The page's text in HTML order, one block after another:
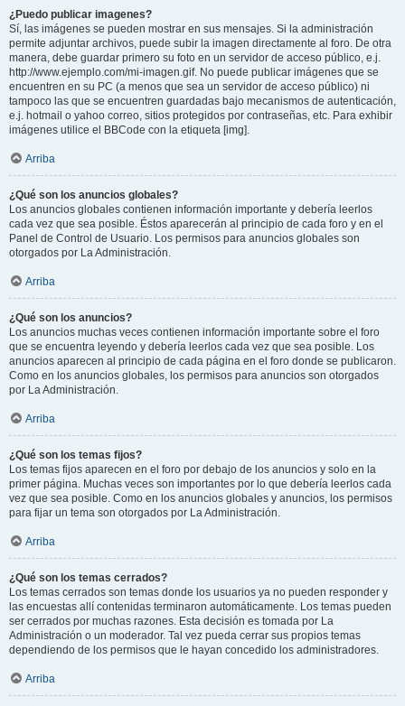
¿Puedo publicar imagenes?
Sí, las imágenes se pueden mostrar en sus mensajes. Si la administración
permite adjuntar archivos, puede subir la imagen directamente al foro. De otra
manera, debe guardar primero su foto en un servidor de acceso público, e.j.
http://www.ejemplo.com/mi-imagen.gif. No puede publicar imágenes que se
encuentren en su PC (a menos que sea un servidor de acceso público) ni
tampoco las que se encuentren guardadas bajo mecanismos de autenticación,
e.j. hotmail o yahoo correo, sitios protegidos por contraseñas, etc. Para exhibir
imágenes utilice el BBCode con la etiqueta [img].
Arriba
¿Qué son los anuncios globales?
Los anuncios globales contienen información importante y debería leerlos
cada vez que sea posible. Éstos aparecerán al principio de cada foro y en el
Panel de Control de Usuario. Los permisos para anuncios globales son
otorgados por La Administración.
Arriba
¿Qué son los anuncios?
Los anuncios muchas veces contienen información importante sobre el foro
que se encuentra leyendo y debería leerlos cada vez que sea posible. Los
anuncios aparecen al principio de cada página en el foro donde se publicaron.
Como en los anuncios globales, los permisos para anuncios son otorgados
por La Administración.
Arriba
¿Qué son los temas fijos?
Los temas fijos aparecen en el foro por debajo de los anuncios y solo en la
primer página. Muchas veces son importantes por lo que debería leerlos cada
vez que sea posible. Como en los anuncios globales y anuncios, los permisos
para fijar un tema son otorgados por La Administración.
Arriba
¿Qué son los temas cerrados?
Los temas cerrados son temas donde los usuarios ya no pueden responder y
las encuestas allí contenidas terminaron automáticamente. Los temas pueden
ser cerrados por muchas razones. Esta decisión es tomada por La
Administración o un moderador. Tal vez pueda cerrar sus propios temas
dependiendo de los permisos que le hayan concedido los administradores.
Arriba